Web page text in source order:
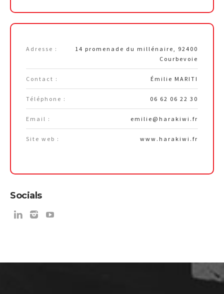
Adresse :
14 promenade du millénaire, 92400
Courbevoie
Contact : Émilie MARITI
Téléphone : 06 62 06 22 30
Email : emilie@harakiwi.fr
Site web : www.harakiwi.fr
Socials